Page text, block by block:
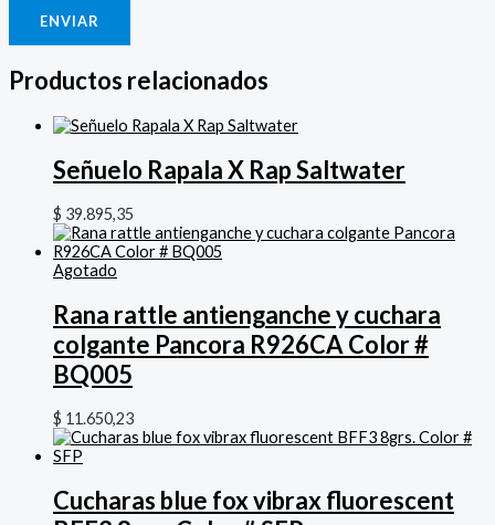
Productos relacionados
Señuelo Rapala X Rap Saltwater
$ 39.895,35
Agotado
Rana rattle antienganche y cuchara
colgante Pancora R926CA Color #
BQ005
$ 11.650,23
Cucharas blue fox vibrax fluorescent